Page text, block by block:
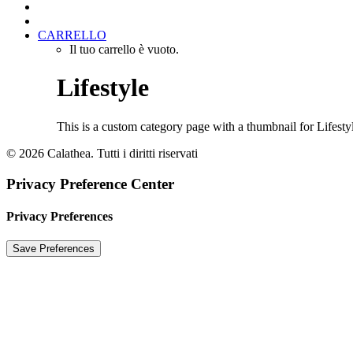
CARRELLO
Il tuo carrello è vuoto.
Lifestyle
This is a custom category page with a thumbnail for
© 2026 Calathea. Tutti i diritti riservati
Privacy Preference Center
Privacy Preferences